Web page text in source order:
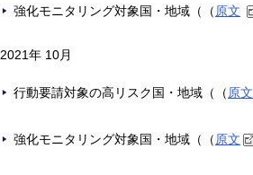
強化モニタリング対象国・地域（（ 原文
2021年 10月
行動要請対象の高リスク国・地域（（ 原文
強化モニタリング対象国・地域（（ 原文